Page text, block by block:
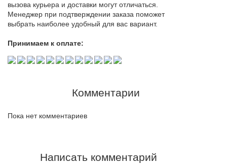
вызова курьера и доставки могут отличаться.
Менеджер при подтверждении заказа поможет
выбрать наиболее удобный для вас вариант.
Принимаем к оплате:
Комментарии
Пока нет комментариев
Написать комментарий